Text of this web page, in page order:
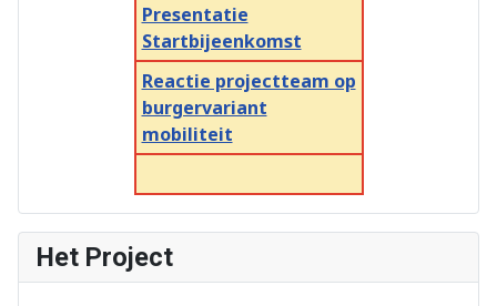
Presentatie
Startbijeenkomst
Reactie projectteam op
burgervariant
mobiliteit
Het Project